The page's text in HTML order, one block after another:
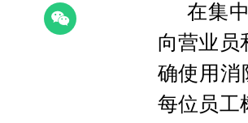
在集
向营业员
确使用消
每位员工